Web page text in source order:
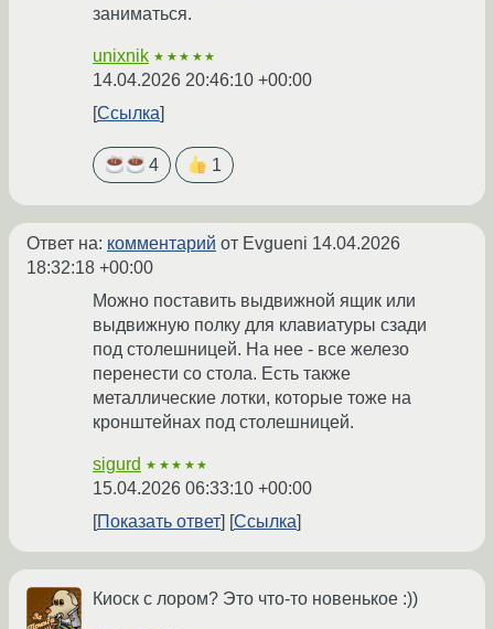
заниматься.
unixnik ★★★★★
14.04.2026 20:46:10 +00:00
Ссылка
4 1
Ответ на: комментарий от Evgueni 14.04.2026
18:32:18 +00:00
Можно поставить выдвижной ящик или
выдвижную полку для клавиатуры сзади
под столешницей. На нее - все железо
перенести со стола. Есть также
металлические лотки, которые тоже на
кронштейнах под столешницей.
sigurd ★★★★★
15.04.2026 06:33:10 +00:00
Показать ответ
Ссылка
Киоск с лором? Это что-то новенькое :))